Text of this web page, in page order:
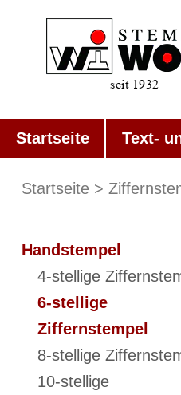
Startseite Text-
Startseite
Handstempel
4-stellige
6-stellige
Ziffernstempel
8-stellige
10-stellige